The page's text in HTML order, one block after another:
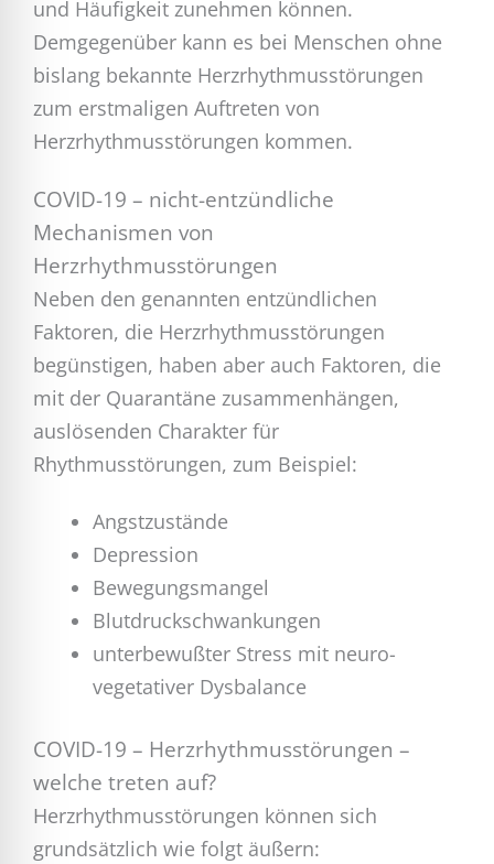
und Häufigkeit zunehmen können.
Demgegenüber kann es bei Menschen ohne
bislang bekannte Herzrhythmusstörungen
zum erstmaligen Auftreten von
Herzrhythmusstörungen kommen.
COVID-19 – nicht-entzündliche
Mechanismen von
Herzrhythmusstörungen
Neben den genannten entzündlichen
Faktoren, die Herzrhythmusstörungen
begünstigen, haben aber auch Faktoren, die
mit der Quarantäne zusammenhängen,
auslösenden Charakter für
Rhythmusstörungen, zum Beispiel:
Angstzustände
Depression
Bewegungsmangel
Blutdruckschwankungen
unterbewußter Stress mit neuro-
vegetativer Dysbalance
COVID-19 – Herzrhythmusstörungen –
welche treten auf?
Herzrhythmusstörungen können sich
grundsätzlich wie folgt äußern: